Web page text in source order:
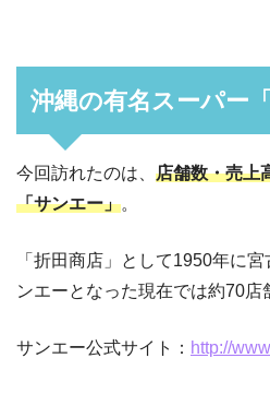
沖縄の有名スーパー
今回訪れたのは、 店舗数・売上
「サンエー」。
「折田商店」として1950年に
ンエーとなった現在では約70店
サンエー公式サイト： http://